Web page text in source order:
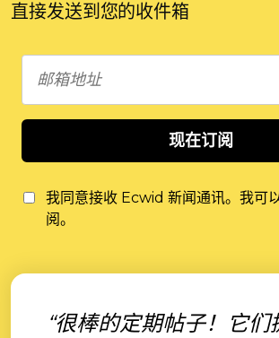
直接发送到您的收件箱
现在订阅
我同意接收 Ecwid 新闻通讯。我可
阅。
“很棒的定期帖子！它们